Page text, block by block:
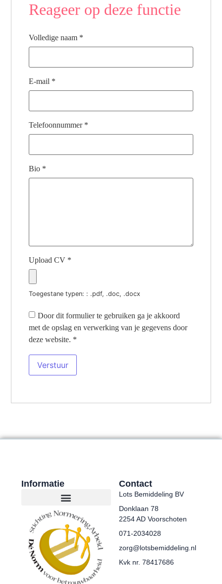
Reageer op deze functie
Volledige naam *
E-mail *
Telefoonnummer *
Bio *
Upload CV *
Toegestane typen: : .pdf, .doc, .docx
Door dit formulier te gebruiken ga je akkoord
met de opslag en verwerking van je gegevens door
deze website. *
Informatie Contact
Lots Bemiddeling BV
Donklaan 78
2254 AD Voorschoten
071-2034028
zorg@lotsbemiddeling.nl
Kvk nr. 78417686